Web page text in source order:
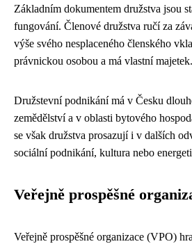
Základním dokumentem družstva jsou
fungování. Členové družstva ručí za
výše svého nesplaceného členského
právnickou osobou a má vlastní majetek.
Družstevní podnikání má v Česku
zemědělství a v oblasti bytového
se však družstva prosazují i v dalších
sociální podnikání, kultura nebo
Veřejně prospěšné
Veřejně prospěšné organizace (VPO)